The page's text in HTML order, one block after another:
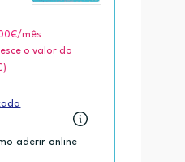
/mês
o valor do
aderir online